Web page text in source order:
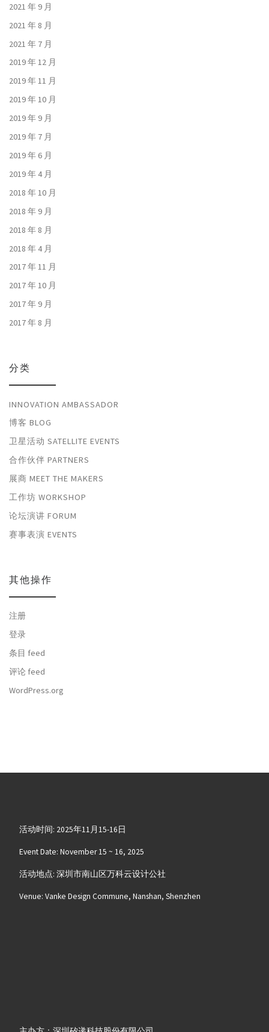
2021 年 9 月
2021 年 8 月
2021 年 7 月
2019 年 12 月
2019 年 11 月
2019 年 10 月
2019 年 9 月
2019 年 7 月
2019 年 6 月
2019 年 4 月
2018 年 10 月
2018 年 9 月
2018 年 8 月
2018 年 4 月
2017 年 11 月
2017 年 10 月
2017 年 9 月
2017 年 8 月
分类
INNOVATION AMBASSADOR
博客 BLOG
卫星活动 SATELLITE EVENTS
合作伙伴 PARTNERS
展商 MEET THE MAKERS
工作坊 WORKSHOP
论坛演讲 FORUM
赛事表演 EVENTS
其他操作
注册
登录
条目 feed
评论 feed
WordPress.org
活动时间: 2025年11月15-16日
Event Date: November 15 ~ 16, 2025
活动地点: 深圳市南山区万科云设计公社
Venue: Vanke Design Commune, Nanshan, Shenzhen